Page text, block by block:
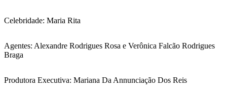
Celebridade: Maria Rita
Agentes: Alexandre Rodrigues Rosa e Verônica Falcão Rodrigues
Braga
Produtora Executiva: Mariana Da Annunciação Dos Reis